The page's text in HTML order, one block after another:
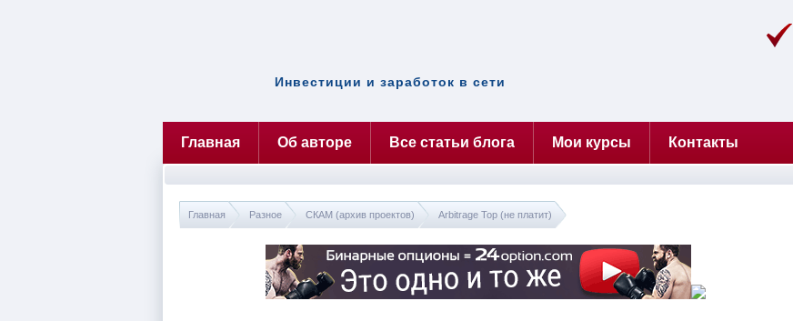
Инвестиции и заработок в сети
Главная Об авторе Все статьи блога Мои курсы Контакты
Главная Разное СКАМ (архив проектов) Arbitrage Top (не платит)